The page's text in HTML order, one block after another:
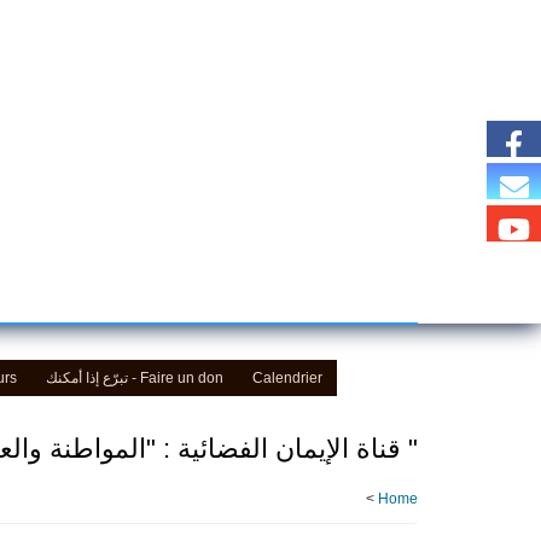
Faire un don - تبرّع إذا أمكنك Calendrier
" ‎قناة الإيمان الفضائية : "المواطنة والعيش المشترك
Home
>